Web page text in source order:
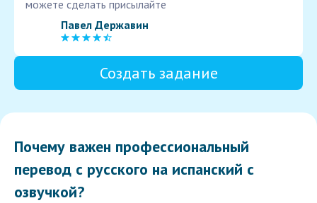
можете сделать присылайте
Павел Державин
Создать задание
Почему важен профессиональный
перевод с русского на испанский с
озвучкой?